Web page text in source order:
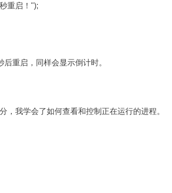
重启！");
重启，同样会显示倒计时。
，我学会了如何查看和控制正在运行的进程。